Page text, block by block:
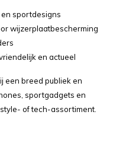
sportdesigns
wijzerplaatbescherming
en actueel
een breed publiek en
sportgadgets en
of tech-assortiment.